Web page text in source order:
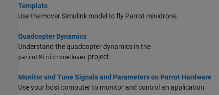
Template
Use the Hover Simulink model to fly Parrot minidrone.
Quadcopter Dynamics
Understand the quadcopter dynamics in the
parrotMinidroneHover project.
Monitor and Tune Signals and Parameters on Parrot Hardware
Use your host computer to monitor and control an application